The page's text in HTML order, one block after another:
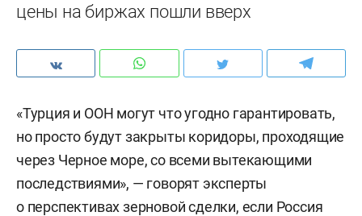
цены на биржах пошли вверх
«Турция и ООН могут что угодно гарантировать,
но просто будут закрыты коридоры, проходящие
через Черное море, со всеми вытекающими
последствиями», — говорят эксперты
о перспективах зерновой сделки, если Россия